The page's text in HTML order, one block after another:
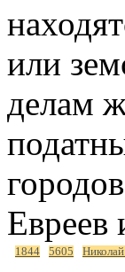
или
делам
Евреев
1844 5605